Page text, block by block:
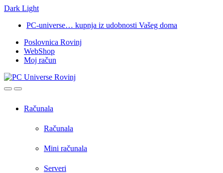
Dark Light
navigation
content
PC-universe… kupnja iz udobnosti Vašeg doma
Poslovnica Rovinj
WebShop
Moj račun
OpenClose
Računala
Računala
Mini računala
Serveri